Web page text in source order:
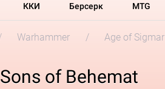
ККИ Берсерк MTG
Warhammer Age of Sigmar
of Behemat